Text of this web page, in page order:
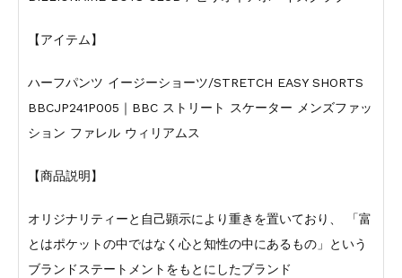
【アイテム】
ハーフパンツ イージーショーツ/STRETCH EASY SHORTS
BBCJP241P005｜BBC ストリート スケーター メンズファッ
ション ファレル ウィリアムス
【商品説明】
オリジナリティーと自己顕示により重きを置いており、 「富
とはポケットの中ではなく心と知性の中にあるもの」という
ブランドステートメントをもとにしたブランド